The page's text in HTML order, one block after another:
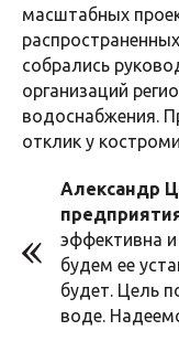
масштабных
собрались
организаций
водоснабжения.
отклик у
Александр
эффективна
будем ее
будет. Цель
воде.